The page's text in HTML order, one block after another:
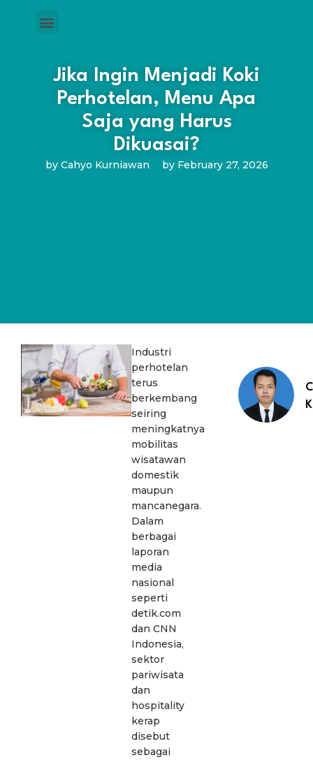
Jika Ingin Menjadi Koki
Perhotelan, Menu Apa
Saja yang Harus
Dikuasai?
byCahyo Kurniawan byFebruary 27, 2026
Industri
perhotelan
terus
berkembang
seiring
meningkatnya
mobilitas
wisatawan
domestik
maupun
mancanegara.
Dalam
berbagai
laporan
media
nasional
seperti
detik.com
dan CNN
Indonesia,
sektor
pariwisata
dan
hospitality
kerap
disebut
sebagai